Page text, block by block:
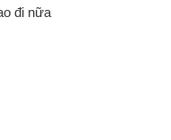
đi nữa